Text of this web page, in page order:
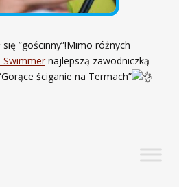
”gościnny”!Mimo różnych
Swimmernajlepszą zawodniczką
ściganie na Termach”